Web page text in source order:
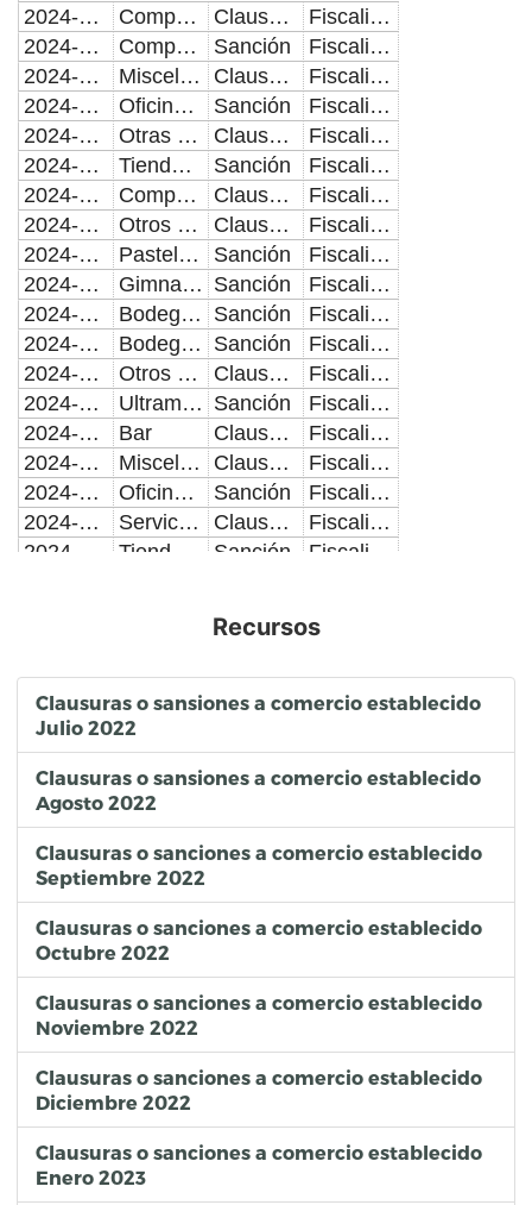
2024-06-03
Compra Venta de Regalos e Importaciones Clausura
Fiscalización de Comercio Establecido
2024-06-03
Compra Venta de Material de Empaque Sanción
Fiscalización de Comercio Establecido
2024-06-03
Miscelanea Clausura
Fiscalización de Comercio Establecido
2024-06-03
Oficinas Administrativas Sanción
Fiscalización de Comercio Establecido
2024-06-03
Otras Industrias Clausura
Fiscalización de Comercio Establecido
2024-06-04
Tienda de Ropa Sanción
Fiscalización de Comercio Establecido
2024-06-04
Compra Venta Consignacion de Equipo de Computo Clausura
Fiscalización de Comercio Establecido
2024-06-04
Otros Servicios Financieros Clausura
Fiscalización de Comercio Establecido
2024-06-04
Pasteleria Repostreria y Confiteria Sanción
Fiscalización de Comercio Establecido
2024-06-04
Gimnasio Sanción
Fiscalización de Comercio Establecido
2024-06-04
Bodega de Distribucion Sanción
Fiscalización de Comercio Establecido
2024-06-04
Bodega de Distribucion Sanción
Fiscalización de Comercio Establecido
2024-06-04
Otros Talleres Clausura
Fiscalización de Comercio Establecido
2024-06-04
Ultramarinos Sanción
Fiscalización de Comercio Establecido
2024-06-05
Bar Clausura
Fiscalización de Comercio Establecido
2024-06-05
Miscelanea con Venta de Bebidas Alcoholicas en Botella Cerrada Clausura
Fiscalización de Comercio Establecido
2024-06-05
Oficinas Administrativas Sanción
Fiscalización de Comercio Establecido
2024-06-06
Servicio Mecanico Automotriz Clausura
Fiscalización de Comercio Establecido
Sanción
Sanción
2024-06-07
Estetica, Peluqueria y Salon de Belleza Sanción
Fiscalización de Comercio Establecido
2024-06-07
2024-06-07
Hotel con Servicio de Restaurante Bar Sanción
Fiscalización de Comercio Establecido
2024-06-07
Compra Venta de Materiales para la Construccion Sanción
Fiscalización de Comercio Establecido
2024-06-07
Cafeteria y Fuente de Sodas Sanción
Fiscalización de Comercio Establecido
2024-06-10
Compra Venta de Combustibles y Lubricantes
2024-06-10
Agencia de Autos y Camiones Sanción
Fiscalización de Comercio Establecido
2024-06-10
Cafeteria y Horno de Pan Clausura
Fiscalización de Comercio Establecido
2024-06-10
2024-06-10
Compra Venta de Materiales para la Construcción Sanción
Fiscalización de Comercio Establecido
2024-06-10
Otros Comercios al Menudeo
2024-06-10
Muebleria Sanción
Fiscalización de Comercio Establecido
2024-06-11
Escuela de Educacion Basica y Media Clausura
Fiscalización de Comercio Establecido
2024-06-11
Panaderia y Horno de Pan
2024-06-11
Cocina Economica Sanción
Fiscalización de Comercio Establecido
2024-06-11
Recursos
Clausuras o sansiones a comercio establecido
Julio 2022
Clausuras o sansiones a comercio establecido
Agosto 2022
Clausuras o sanciones a comercio establecido
Septiembre 2022
Clausuras o sanciones a comercio establecido
Octubre 2022
Clausuras o sanciones a comercio establecido
Noviembre 2022
Clausuras o sanciones a comercio establecido
Diciembre 2022
Clausuras o sanciones a comercio establecido
Enero 2023